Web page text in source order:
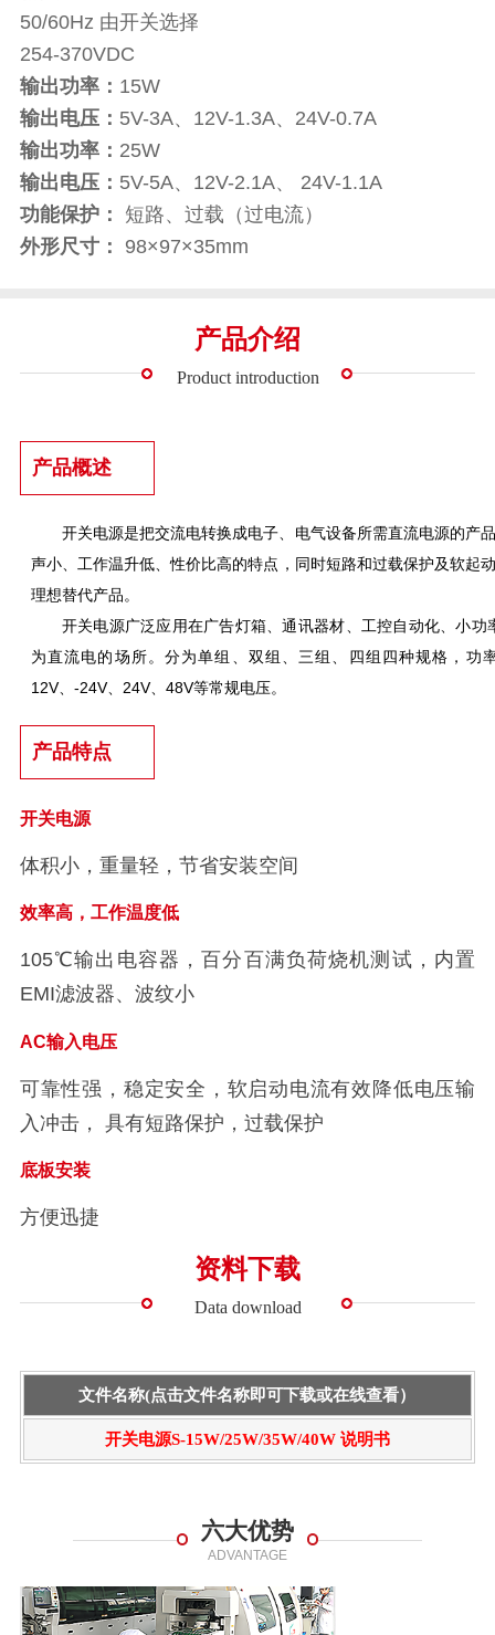
50/60Hz 由开关选择
254-370VDC
输出功率： 15W
输出电压： 5V-3A、12V-1.3A、24V-0.7A
输出功率： 25W
输出电压： 5V-5A、12V-2.1A、 24V-1.1A
功能保护：
短路、过载（过电流）
外形尺寸：
98×97×35mm
产品介绍
Product introduction
产品概述
开关电源是把交流电转换成电子、电气设备所需直流电源的产
声小、工作温升低、性价比高的特点，同时短路和过载保护及软起
理想替代产品。
开关电源广泛应用在广告灯箱、通讯器材、工控自动化、小
为直流电的场所。分为单组、双组、三组、四组四种规格，功
12V、-24V、24V、48V等常规电压。
产品特点
开关电源
体积小，重量轻，节省安装空间
效率高，工作温度低
105℃输出电容器，百分百满负荷烧机测试，内置
EMI滤波器、波纹小
AC输入电压
可靠性强，稳定安全，软启动电流有效降低电压输
入冲击， 具有短路保护，过载保护
底板安装
方便迅捷
资料下载
Data download
文件名称(点击文件名称即可下载或在线查看）
开关电源S-15W/25W/35W/40W 说明书
六大优势
ADVANTAGE